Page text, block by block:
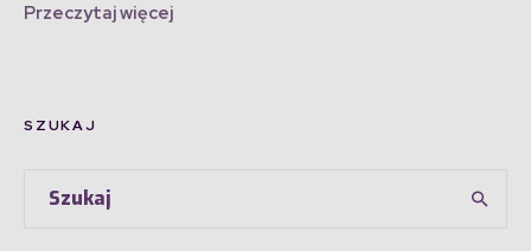
Przeczytaj więcej
SZUKAJ